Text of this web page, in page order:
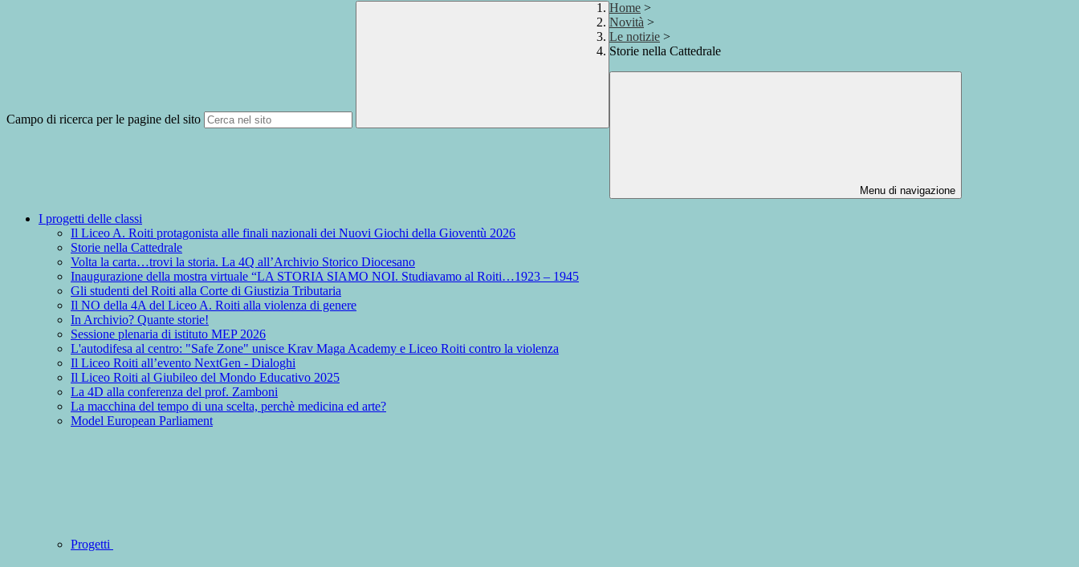
Campo di ricerca per le pagine del sito
Home >
Novità >
Le notizie >
Storie nella Cattedrale
Menu di navigazione
I progetti delle classi
Il Liceo A. Roiti protagonista alle finali nazionali dei Nuovi Giochi della Gioventù 2026
Storie nella Cattedrale
Volta la carta…trovi la storia. La 4Q all’Archivio Storico Diocesano
Inaugurazione della mostra virtuale “LA STORIA SIAMO NOI. Studiavamo al Roiti…1923 – 1945
Gli studenti del Roiti alla Corte di Giustizia Tributaria
Il NO della 4A del Liceo A. Roiti alla violenza di genere
In Archivio? Quante storie!
Sessione plenaria di istituto MEP 2026
L'autodifesa al centro: "Safe Zone" unisce Krav Maga Academy e Liceo Roiti contro la violenza
Il Liceo Roiti all’evento NextGen - Dialoghi
Il Liceo Roiti al Giubileo del Mondo Educativo 2025
La 4D alla conferenza del prof. Zamboni
La macchina del tempo di una scelta, perchè medicina ed arte?
Model European Parliament
Progetti